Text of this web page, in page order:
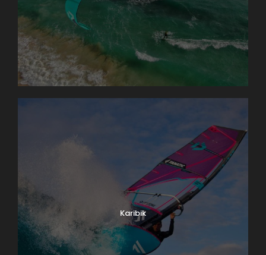
Karibik